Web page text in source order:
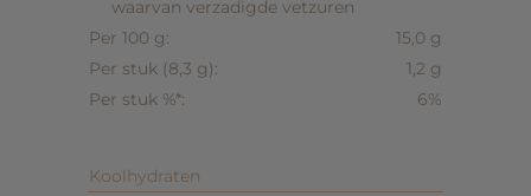
waarvan verzadigde vetzuren
15,0 g
1,2 g
6%
Koolhydraten